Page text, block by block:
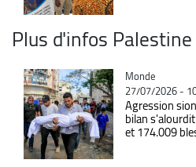
Plus d'infos Palestine
Catégorie
Monde
27/07/2026 -
Agression
bilan
et 174.009